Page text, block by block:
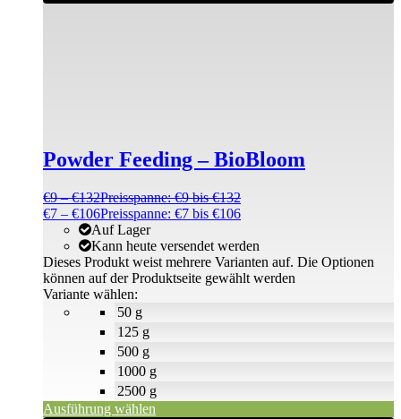
Powder Feeding – BioBloom
€9 –€132Preisspanne: €9 bis €132
€7 – €106Preisspanne: €7 bis €106
50 g
125 g
500 g
1000 g
2500 g
Auf Lager
Kann heute versendet werden
Variante wählen:
Ausführung wählen
Dieses Produkt weist mehrere Varianten auf. Die Optionen
können auf der Produktseite gewählt werden